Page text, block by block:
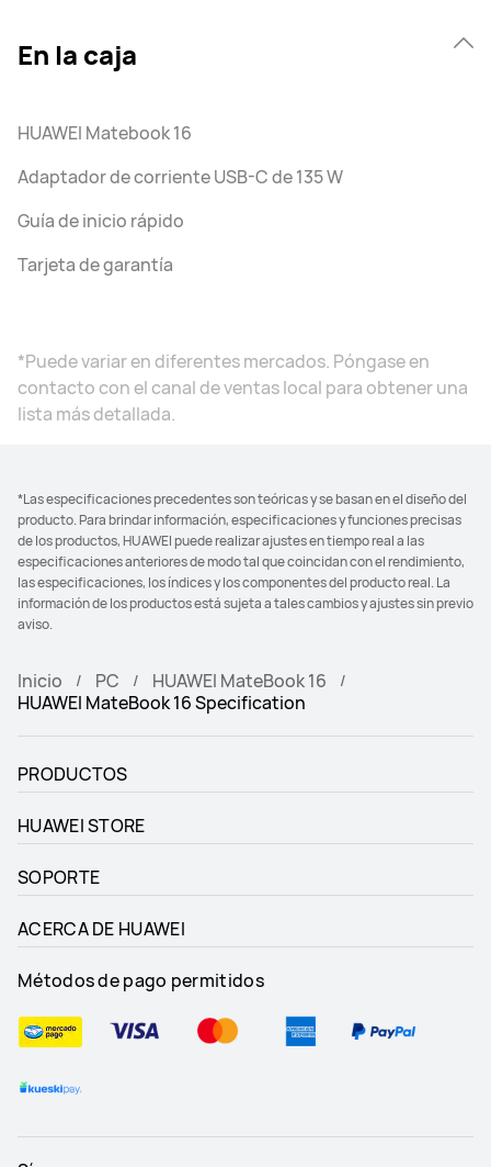
En la caja
HUAWEI Matebook 16
Adaptador de corriente USB-C de 135 W
Guía de inicio rápido
Tarjeta de garantía
*Puede variar en diferentes mercados. Póngase en
contacto con el canal de ventas local para obtener una
lista más detallada.
*Las especificaciones precedentes son teóricas y se basan en el diseño del
producto. Para brindar información, especificaciones y funciones precisas
de los productos, HUAWEI puede realizar ajustes en tiempo real a las
especificaciones anteriores de modo tal que coincidan con el rendimiento,
las especificaciones, los índices y los componentes del producto real. La
información de los productos está sujeta a tales cambios y ajustes sin previo
aviso.
Inicio PC
HUAWEI MateBook 16
HUAWEI MateBook 16 Specification
PRODUCTOS
HUAWEI STORE
SOPORTE
ACERCA DE HUAWEI
Métodos de pago permitidos